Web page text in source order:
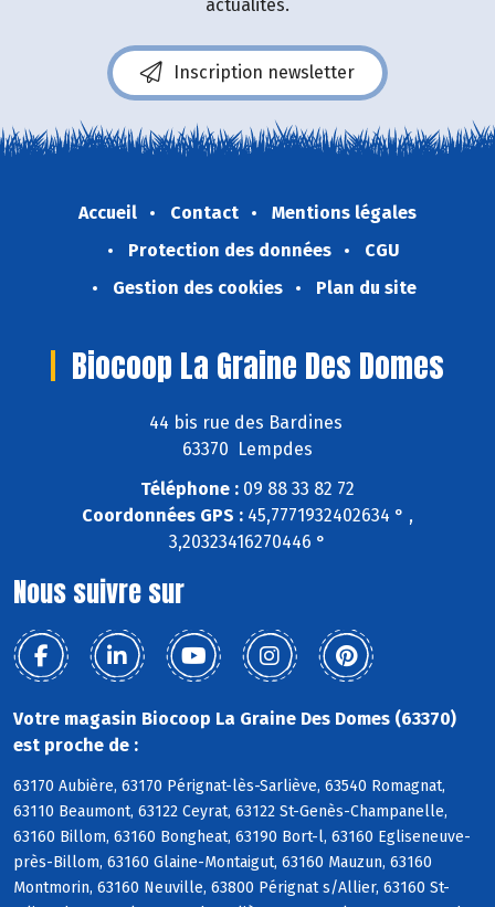
actualités.
Inscription newsletter
Accueil Contact
Mentions légales
Protection des données
CGU
Gestion des cookies
Plan du site
Biocoop La Graine Des Domes
44 bis rue des Bardines
63370 Lempdes
Téléphone : 09 88 33 82 72
Coordonnées GPS : 45,7771932402634 ° ,
3,20323416270446 °
Nous suivre sur
Votre magasin Biocoop La Graine Des Domes (63370)
est proche de :
63170 Aubière, 63170 Pérignat-lès-Sarliève, 63540 Romagnat,
63110 Beaumont, 63122 Ceyrat, 63122 St-Genès-Champanelle,
63160 Billom, 63160 Bongheat, 63190 Bort-l, 63160 Egliseneuve-
près-Billom, 63160 Glaine-Montaigut, 63160 Mauzun, 63160
Montmorin, 63160 Neuville, 63800 Pérignat s/Allier, 63160 St-